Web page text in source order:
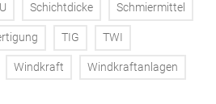
Schichtdicke Schmiermittel
TIG TWI
Windkraft Windkraftanlagen